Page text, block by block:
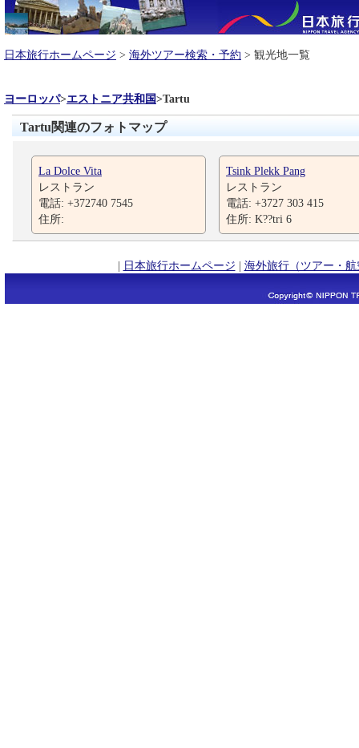
日本旅行ホームページ > 海外ツアー検索・予約 > 観光地一覧
ヨーロッパ>エストニア共和国>Tartu
Tartu関連のフォトマップ
La Dolce Vita
レストラン
電話: +372740 7545
住所:
Tsink Plekk Pang
レストラン
電話: +3727 303 415
住所: K??tri 6
| 日本旅行ホームページ | 海外旅行（ツアー・航